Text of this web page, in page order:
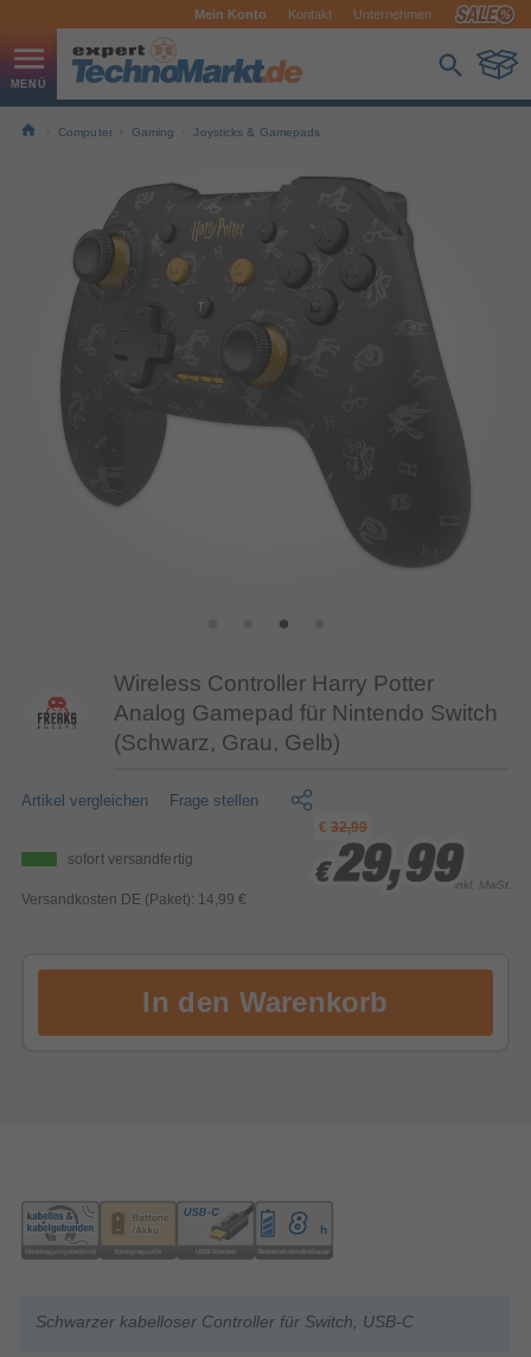
Mein Konto Kontakt Unternehmen
Computer Gaming Joysticks & Gamepads
Wireless Controller Harry Potter
Analog Gamepad für Nintendo Switch
(Schwarz, Grau, Gelb)
Artikel vergleichen Frage stellen
sofort versandfertig
Versandkosten DE (Paket): 14,99 €
€32,99
€29,99
€29,99
€29,99inkl. MwSt.
Schwarzer kabelloser Controller für Switch, USB-C